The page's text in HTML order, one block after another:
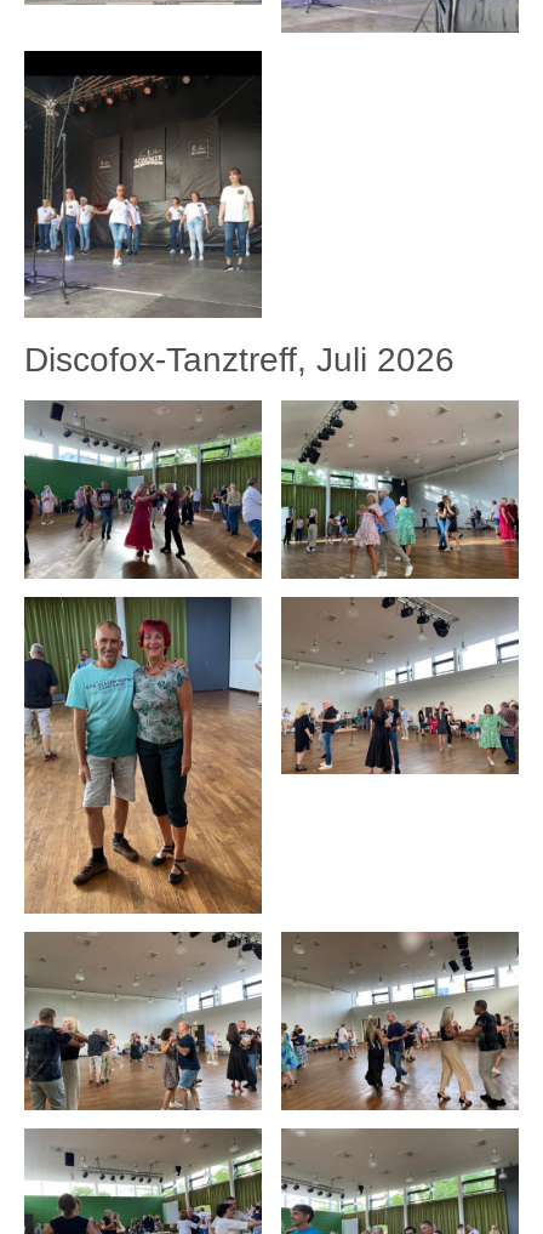
Discofox-Tanztreff, Juli 2026